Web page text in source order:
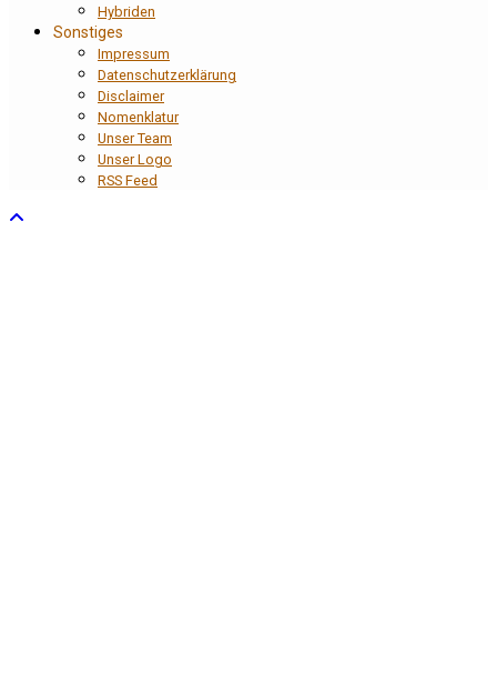
Hybriden
Sonstiges
Impressum
Datenschutzerklärung
Disclaimer
Nomenklatur
Unser Team
Unser Logo
RSS Feed